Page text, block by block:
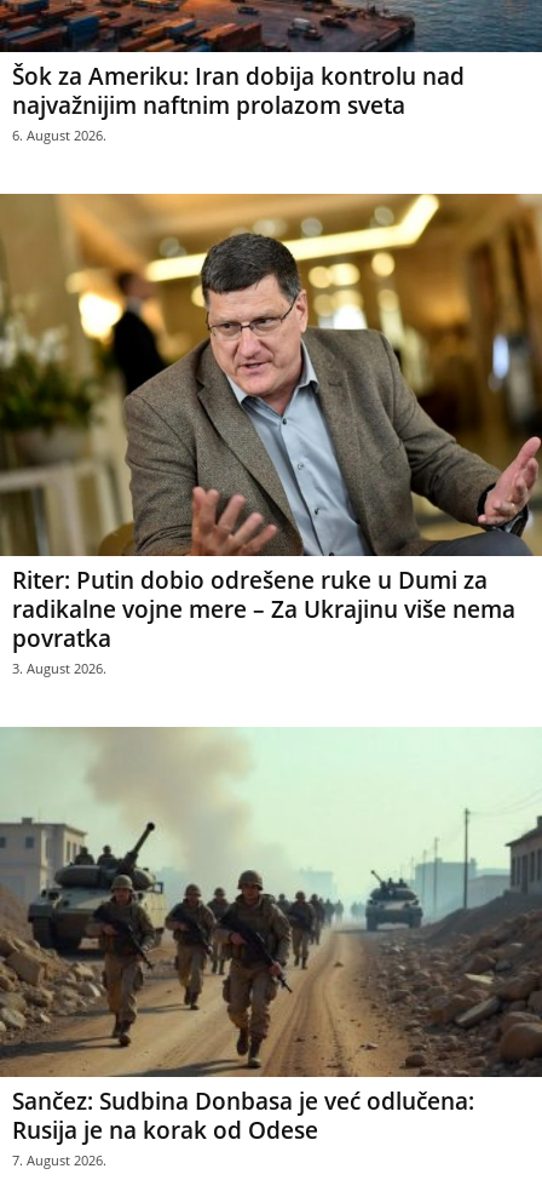
Šok za Ameriku: Iran dobija kontrolu nad
najvažnijim naftnim prolazom sveta
6. August 2026.
Riter: Putin dobio odrešene ruke u Dumi za
radikalne vojne mere – Za Ukrajinu više nema
povratka
3. August 2026.
Sančez: Sudbina Donbasa je već odlučena:
Rusija je na korak od Odese
7. August 2026.